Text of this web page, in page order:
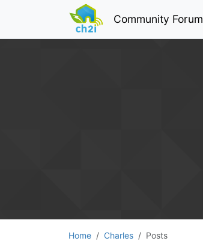
Community Forum
Home Charles Posts